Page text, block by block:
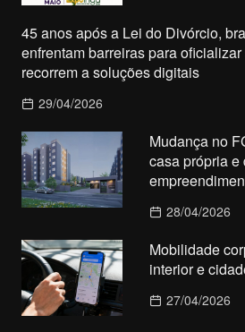
45 anos após a Lei do Divórcio,
enfrentam barreiras para
recorrem a soluções digitais
29/04/2026
Mudança no
casa própria
28/04/2026
Mobilidade
interior e
27/04/2026